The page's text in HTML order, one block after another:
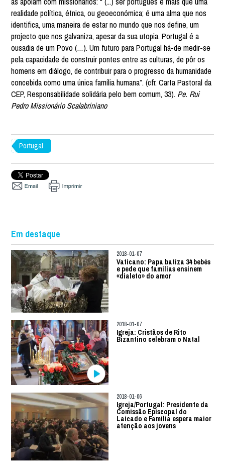
realidade política, étnica, ou geoeconómica; é uma alma que nos
identifica, uma maneira de estar no mundo que nos define, um
projecto que nos galvaniza, apesar da sua utopia. Portugal é a
ousadia de um Povo (…). Um futuro para Portugal há-de medir-se
pela capacidade de construir pontes entre as culturas, de pôr os
homens em diálogo, de contribuir para o progresso da humanidade
concebida como uma única família humana”. (cfr. Carta Pastoral da
CEP, Responsabilidade solidária pelo bem comum, 33). Pe. Rui
Pedro Missionário Scalabriniano
Portugal
Em destaque
2018-01-07
Vaticano: Papa batiza 34 bebés
e pede que famílias ensinem
«dialeto» do amor
2018-01-07
Igreja: Cristãos de Rito
Bizantino celebram o Natal
2018-01-06
Igreja/Portugal: Presidente da
Comissão Episcopal do
Laicado e Família espera maior
atenção aos jovens